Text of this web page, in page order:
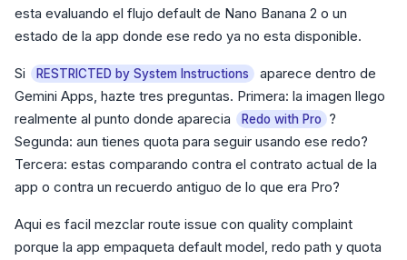
esta evaluando el flujo default de Nano Banana 2 o un
estado de la app donde ese redo ya no esta disponible.
Si RESTRICTED by System Instructions
aparece dentro de
Gemini Apps, hazte tres preguntas. Primera: la imagen llego
realmente al punto donde aparecia
Redo with Pro
?
Segunda: aun tienes quota para seguir usando ese redo?
Tercera: estas comparando contra el contrato actual de la
app o contra un recuerdo antiguo de lo que era Pro?
Aqui es facil mezclar route issue con quality complaint
porque la app empaqueta default model, redo path y quota